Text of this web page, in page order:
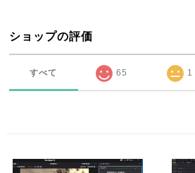
ショップの評価
すべて 65 1